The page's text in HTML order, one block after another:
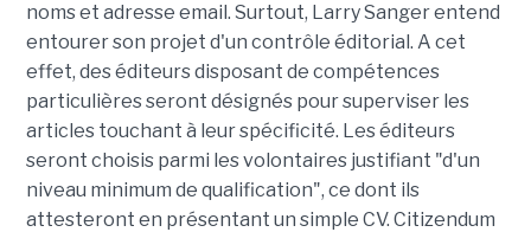
noms et adresse email. Surtout, Larry Sanger entend
entourer son projet d'un contrôle éditorial. A cet
effet, des éditeurs disposant de compétences
particulières seront désignés pour superviser les
articles touchant à leur spécificité. Les éditeurs
seront choisis parmi les volontaires justifiant "d'un
niveau minimum de qualification", ce dont ils
attesteront en présentant un simple CV. Citizendum